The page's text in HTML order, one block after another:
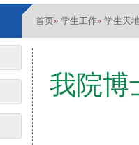
首页» 学生工作» 学生天
我院博